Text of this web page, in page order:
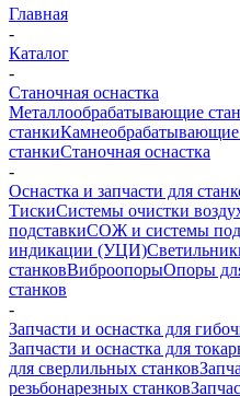
Главная
-
Каталог
-
Станочная оснастка
Металлообрабатывающие
станкиКамнеобрабатывающие
станкиСтаночная оснастка
-
Оснастка и запчасти для
ТискиСистемы очистки
подставкиСОЖ и системы
индикации (УЦИ)
станковВиброопорыОпоры
станков
-
Запчасти и оснастка для
Запчасти и оснастка для
для сверлильных станков
резьбонарезных станков